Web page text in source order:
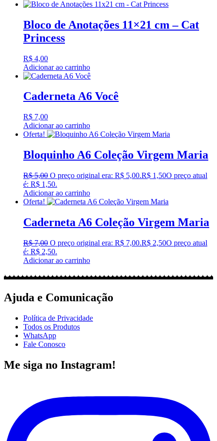
Bloco de Anotações 11×21 cm – Cat
Princess
R$ 4,00
Adicionar ao carrinho
Caderneta A6 Você
R$ 7,00
Adicionar ao carrinho
Oferta!
Bloquinho A6 Coleção Virgem Maria
R$5,00 O preço original era: R$ 5,00.R$ 1,50O preço atual
é: R$ 1,50.
Adicionar ao carrinho
Oferta!
Caderneta A6 Coleção Virgem Maria
R$7,00 O preço original era: R$ 7,00.R$ 2,50O preço atual
é: R$ 2,50.
Adicionar ao carrinho
Ajuda e Comunicação
Política de Privacidade
Todos os Produtos
WhatsApp
Fale Conosco
Me siga no Instagram!